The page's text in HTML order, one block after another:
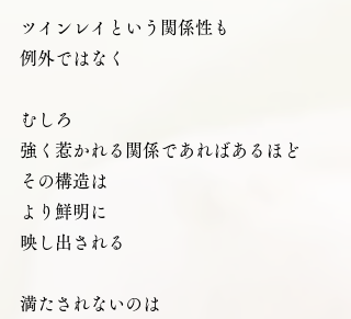
ツインレイという関係性も
例外ではなく
むしろ
強く惹かれる関係であればあるほど
その構造は
より鮮明に
映し出される
満たされないのは